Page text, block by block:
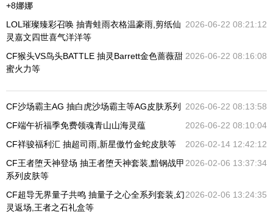
+8娜娜
2026-06-22 08:21:12
LOL璀璨臻彩召唤 抽青蛙雨衣格温豪雨,剪纸仙
灵嘉文四世喜气洋洋等
2026-06-22 08:16:08
CF猴头VS鸟头BATTLE 抽灵Barrett金色蔷薇甜
蜜火力等
2026-06-22 08:13:58
CF沙场霸主AG 抽白虎沙场霸主等AG皮肤系列
2026-06-22 08:10:04
CF端午祈福季免费领魂青山山海灵蕴
2026-02-14 12:42:12
CF祥骏福利汇 抽超司雨,新星傲竹金蛇皮肤等
2026-02-06 13:37:34
CF王者堕天神登场 抽王者堕天神套装,黯钢战甲
系列皮肤等
2026-02-06 13:24:35
CF超导无界量子共鸣 抽量子之心全系列套装,幻
灵返场,王者之石礼盒等